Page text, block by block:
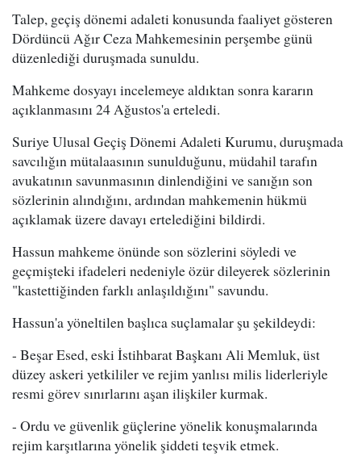
Talep, geçiş dönemi adaleti konusunda faaliyet gösteren
Dördüncü Ağır Ceza Mahkemesinin perşembe günü
düzenlediği duruşmada sunuldu.
Mahkeme dosyayı incelemeye aldıktan sonra kararın
açıklanmasını 24 Ağustos'a erteledi.
Suriye Ulusal Geçiş Dönemi Adaleti Kurumu, duruşmada
savcılığın mütalaasının sunulduğunu, müdahil tarafın
avukatının savunmasının dinlendiğini ve sanığın son
sözlerinin alındığını, ardından mahkemenin hükmü
açıklamak üzere davayı ertelediğini bildirdi.
Hassun mahkeme önünde son sözlerini söyledi ve
geçmişteki ifadeleri nedeniyle özür dileyerek sözlerinin
"kastettiğinden farklı anlaşıldığını" savundu.
Hassun'a yöneltilen başlıca suçlamalar şu şekildeydi:
- Beşar Esed, eski İstihbarat Başkanı Ali Memluk, üst
düzey askeri yetkililer ve rejim yanlısı milis liderleriyle
resmi görev sınırlarını aşan ilişkiler kurmak.
- Ordu ve güvenlik güçlerine yönelik konuşmalarında
rejim karşıtlarına yönelik şiddeti teşvik etmek.